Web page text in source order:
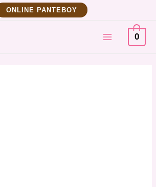
ΟNLINE ΡΑΝΤΕΒΟΥ
MAIN
MENU
0